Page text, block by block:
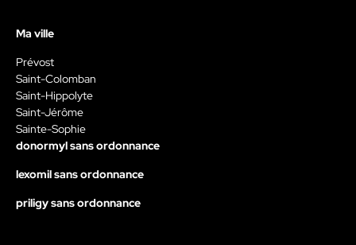
Ma ville
Prévost
Saint-Colomban
Saint-Hippolyte
Saint-Jérôme
Sainte-Sophie
donormyl sans ordonnance
lexomil sans ordonnance
priligy sans ordonnance